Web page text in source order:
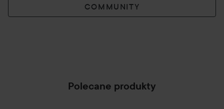
COMMUNITY
Polecane produkty